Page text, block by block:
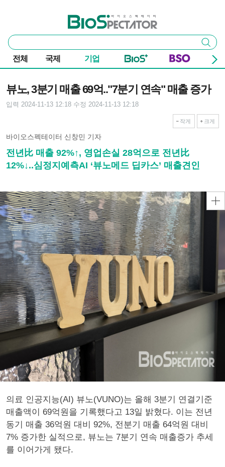
바이오스펙테이터
통
합
검
색
검색
전체 국제 기업
뷰노, 3분기 매출 69억.."7분기 연속" 매출 증가
입력 2024-11-13 12:18 수정 2024-11-13 12:18
작게 크게
바이오스펙테이터 신창민 기자
전년比 매출 92%↑, 영업손실 28억으로 전년比
12%↓..심정지예측AI ‘뷰노메드 딥카스’ 매출견인
의료 인공지능(AI) 뷰노(VUNO)는 올해 3분기 연결기준
매출액이 69억원을 기록했다고 13일 밝혔다. 이는 전년
동기 매출 36억원 대비 92%, 전분기 매출 64억원 대비
7% 증가한 실적으로, 뷰노는 7분기 연속 매출증가 추세
를 이어가게 됐다.